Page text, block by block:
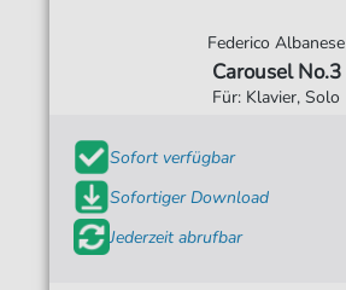
Federico Albanese
Carousel No.3
Für: Klavier, Solo
Sofort verfügbar
Sofortiger Download
Jederzeit abrufbar